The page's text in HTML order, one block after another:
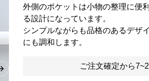
Next slide
外側のポケットは小物の整理に便
る設計になっています。
シンプルながらも品格のあるデザ
にも調和します。
ご注文確定から